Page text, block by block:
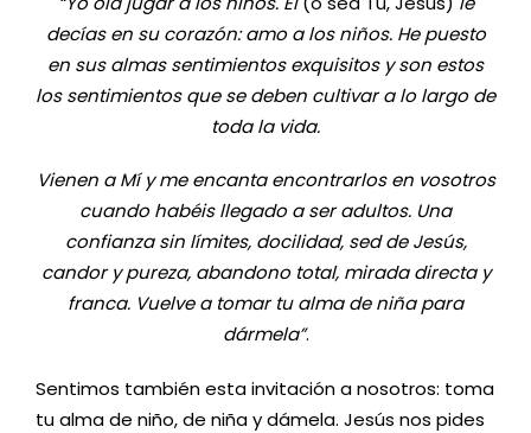
decías en su corazón: amo a los niños. He puesto
en sus almas sentimientos exquisitos y son estos
los sentimientos que se deben cultivar a lo largo de
toda la vida.
Vienen a Mí y me encanta encontrarlos en vosotros
cuando habéis llegado a ser adultos. Una
confianza sin límites, docilidad, sed de Jesús,
candor y pureza, abandono total, mirada directa y
franca. Vuelve a tomar tu alma de niña para
dármela”.
Sentimos también esta invitación a nosotros: toma
tu alma de niño, de niña y dámela. Jesús nos pides